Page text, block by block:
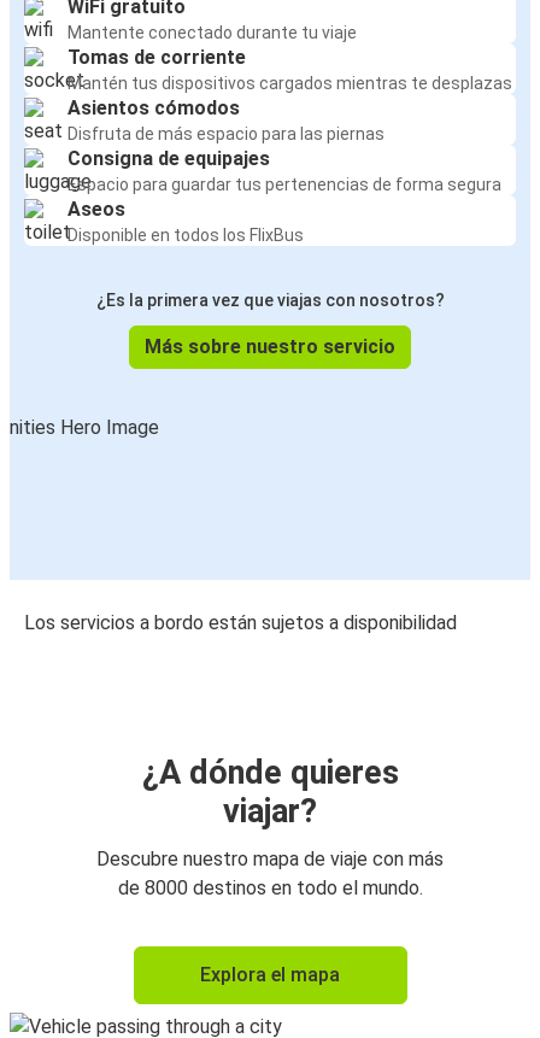
WiFi gratuito
Mantente conectado durante tu viaje
Tomas de corriente
Mantén tus dispositivos cargados mientras te desplazas
Asientos cómodos
Disfruta de más espacio para las piernas
Consigna de equipajes
Espacio para guardar tus pertenencias de forma segura
Aseos
Disponible en todos los FlixBus
¿Es la primera vez que viajas con nosotros?
Más sobre nuestro servicio
Los servicios a bordo están sujetos a disponibilidad
¿A dónde quieres
viajar?
Descubre nuestro mapa de viaje con más
de 8000 destinos en todo el mundo.
Explora el mapa